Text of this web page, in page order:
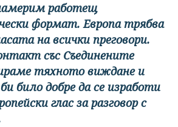
работещ
формат. Европа трябва
на всички преговори.
със Съединените
тяхното виждане и
било добре да се изработи
глас за разговор с